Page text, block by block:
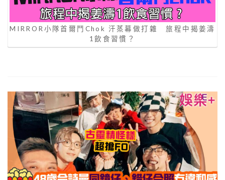
MIRROR小隊首爾鬥Chok 汗蒸幕做打雜 旅程中揭姜濤
1飲食習慣？